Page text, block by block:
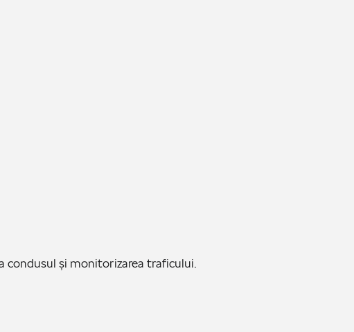
condusul și monitorizarea traficului.